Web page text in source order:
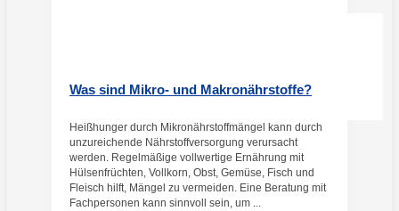
Was sind Mikro- und Makronährstoffe?
Heißhunger durch Mikronährstoffmängel kann durch
unzureichende Nährstoffversorgung verursacht
werden. Regelmäßige vollwertige Ernährung mit
Hülsenfrüchten, Vollkorn, Obst, Gemüse, Fisch und
Fleisch hilft, Mängel zu vermeiden. Eine Beratung mit
Fachpersonen kann sinnvoll sein, um ...